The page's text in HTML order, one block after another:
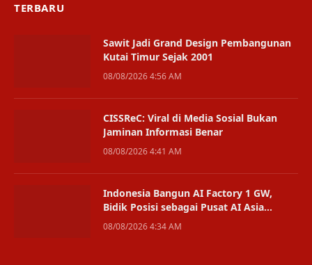
TERBARU
Sawit Jadi Grand Design Pembangunan
Kutai Timur Sejak 2001
08/08/2026 4:56 AM
CISSReC: Viral di Media Sosial Bukan
Jaminan Informasi Benar
08/08/2026 4:41 AM
Indonesia Bangun AI Factory 1 GW,
Bidik Posisi sebagai Pusat AI Asia
Tenggara
08/08/2026 4:34 AM